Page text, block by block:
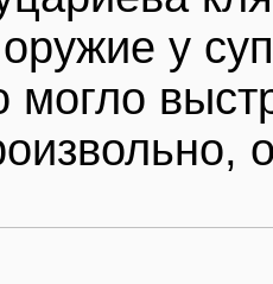
у
могло